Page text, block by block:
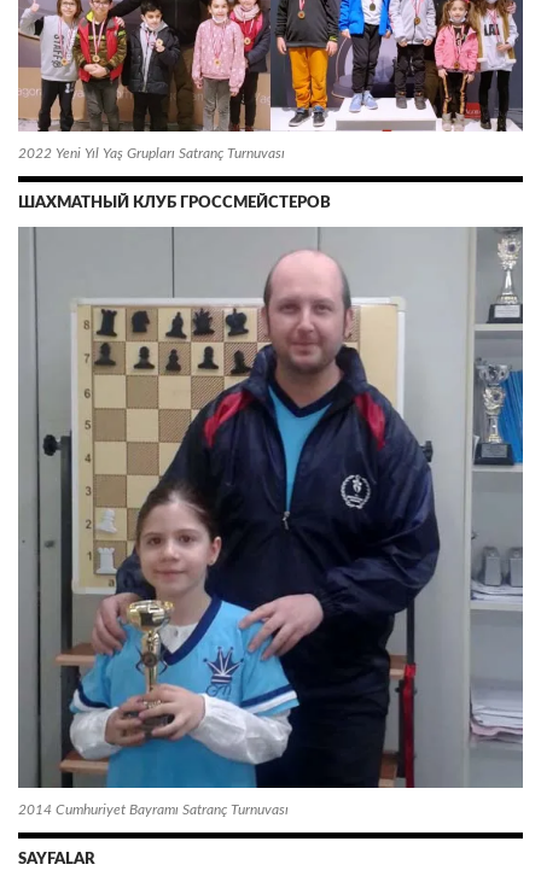
2022 Yeni Yıl Yaş Grupları Satranç Turnuvası
ШАХМАТНЫЙ КЛУБ ГРОССМЕЙСТЕРОВ
2014 Cumhuriyet Bayramı Satranç Turnuvası
SAYFALAR